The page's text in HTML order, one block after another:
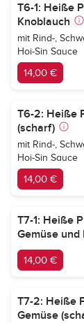
T6-1: Heiße
Knoblauch
mit Rind-,
Hoi-Sin Sauce
14,00 €
T6-2: Heiße
(scharf)
mit Rind-,
Hoi-Sin Sauce
14,00 €
T7-1: Heiße
Gemüse und
14,00 €
T7-2: Heiße
Gemüse